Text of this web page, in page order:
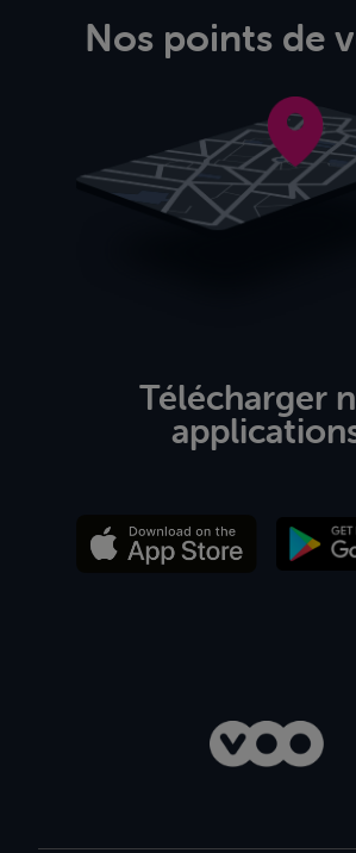
Nos points de
Télécharger